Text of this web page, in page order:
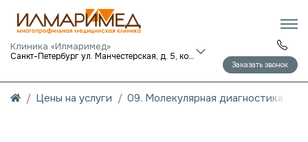
Клиника «Илмаримед»
Санкт-Петербург ул. Манчестерская, д. 5, корп. 1
Заказать звонок
Цены на услуги 09. Молекулярная диагностика